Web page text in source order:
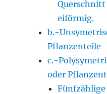
eiförmig.
b.-
Pflanzenteile
c.-
oder